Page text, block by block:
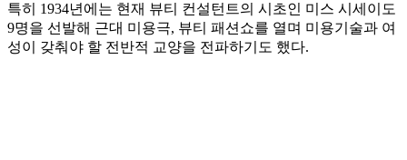
특히 1934년에는 현재 뷰티 컨설턴트의 시초인 미스 시세이도
9명을 선발해 근대 미용극, 뷰티 패션쇼를 열며 미용기술과 여
성이 갖춰야 할 전반적 교양을 전파하기도 했다.